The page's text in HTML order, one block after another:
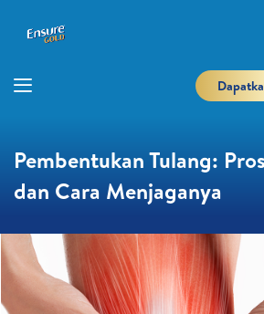
Pembentukan Tulang:
dan Cara Menjaganya